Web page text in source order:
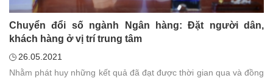
Chuyển đổi số ngành Ngân hàng: Đặt người dân,
khách hàng ở vị trí trung tâm
26.05.2021
Nhằm phát huy những kết quả đã đạt được thời gian qua và đồng